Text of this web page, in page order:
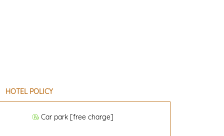
HOTEL POLICY
Car park [free charge]